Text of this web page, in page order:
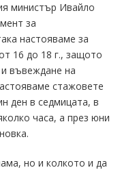
министър Ивайло
за
настояваме за
16 до 18 г., защото
въвеждане на
стажовете
ден в седмицата, в
часа, а през юни
но и колкото и да